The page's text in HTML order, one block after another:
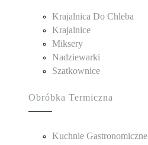
Krajalnica Do Chleba
Krajalnice
Miksery
Nadziewarki
Szatkownice
Obróbka Termiczna
Kuchnie Gastronomiczne